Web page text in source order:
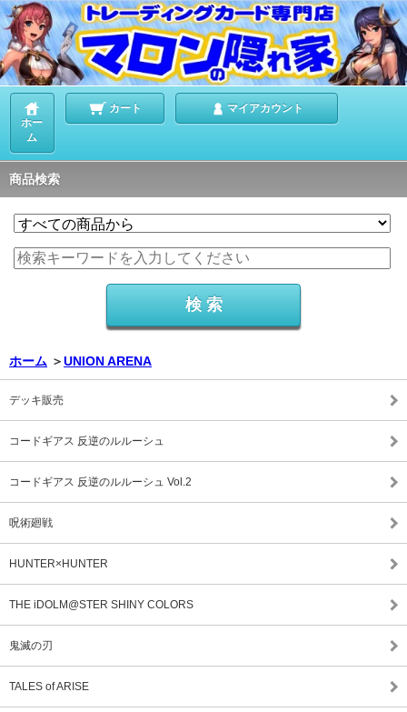
ホー
ム
カート マイアカウント
商品検索
ホーム ＞UNION ARENA
デッキ販売
コードギアス 反逆のルルーシュ
コードギアス 反逆のルルーシュ Vol.2
呪術廻戦
HUNTER×HUNTER
THE iDOLM@STER SHINY COLORS
鬼滅の刃
TALES of ARISE